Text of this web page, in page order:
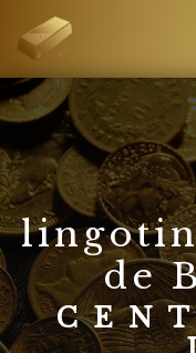
de
Panneau de gestion